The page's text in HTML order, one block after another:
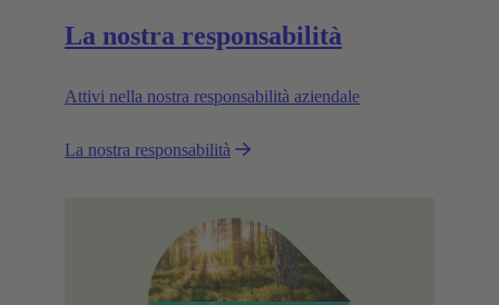
La nostra responsabilità
Attivi nella nostra responsabilità aziendale
La nostra responsabilità